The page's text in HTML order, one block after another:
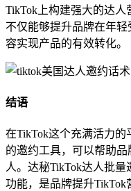
TikTok上构建强大的达人
不仅能够提升品牌在年
容实现产品的有效转化。
结语
在TikTok这个充满活力
的邀约工具，可以帮助
人。达秘TikTok达人批
功能，是品牌提升